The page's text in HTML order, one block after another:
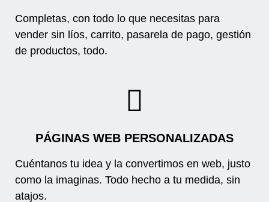
Completas, con todo lo que necesitas para
vender sin líos, carrito, pasarela de pago, gestión
de productos, todo.
PÁGINAS WEB PERSONALIZADAS
Cuéntanos tu idea y la convertimos en web, justo
como la imaginas. Todo hecho a tu medida, sin
atajos.